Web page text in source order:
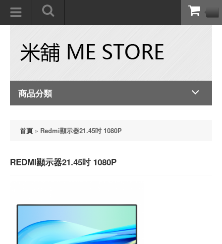
商品分類
首頁 » Redmi顯示器21.45吋 1080P
REDMI顯示器21.45吋 1080P